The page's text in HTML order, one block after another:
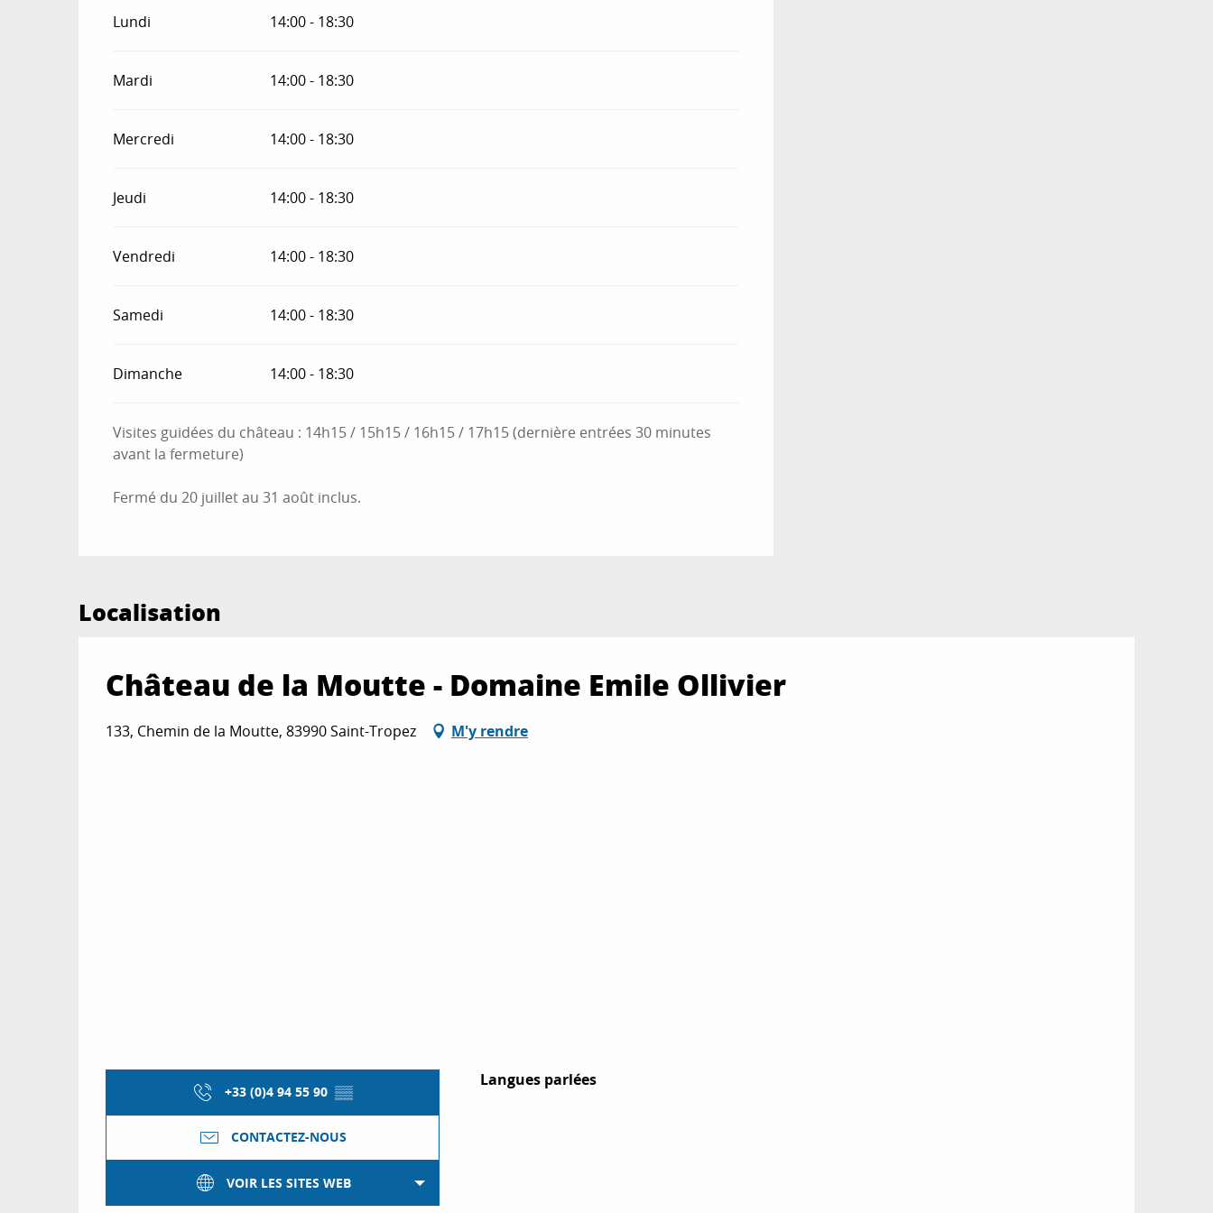
Lundi 14:00 - 18:30
Mardi 14:00 - 18:30
Mercredi 14:00 - 18:30
Jeudi 14:00 - 18:30
Vendredi 14:00 - 18:30
Samedi 14:00 - 18:30
Dimanche 14:00 - 18:30
Visites guidées du château : 14h15 / 15h15 / 16h15 / 17h15 (dernière entrées 30 minutes
avant la fermeture)
Fermé du 20 juillet au 31 août inclus.
Localisation
Château de la Moutte - Domaine Emile Ollivier
133, Chemin de la Moutte, 83990 Saint-Tropez M'y rendre
+33 (0)4 94 55 90 ▒▒
CONTACTEZ-NOUS
VOIR LES SITES WEB
Langues parlées
Langues parlées